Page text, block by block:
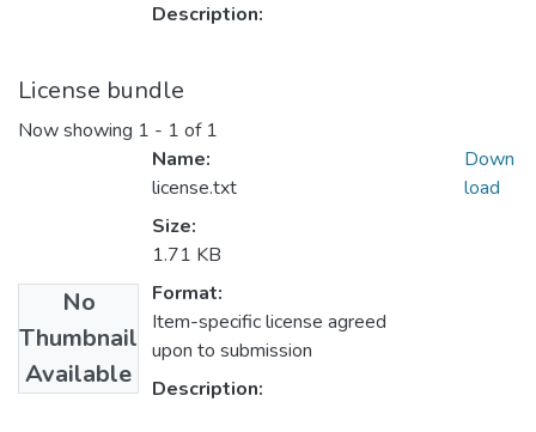
Description:
License bundle
Now showing 1 - 1 of 1
No
Thumbnail
Available
Name:
license.txt
Size:
1.71 KB
Format:
Item-specific license agreed
upon to submission
Description:
Down
load